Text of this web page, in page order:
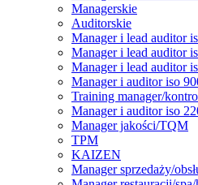
Managerskie
Auditorskie
Manager i lead auditor
Manager i lead auditor
Manager i lead auditor
Manager i auditor iso
Training manager/
Manager i auditor iso
Manager jakości/TQM
TPM
KAIZEN
Manager sprzedaży/